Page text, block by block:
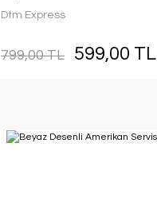
Dtm Express
799,00 TL 599,00 TL